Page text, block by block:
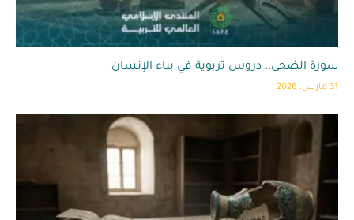
سورة الضحى.. دروس تربوية في بناء الإنسان
31 مارس، 2026